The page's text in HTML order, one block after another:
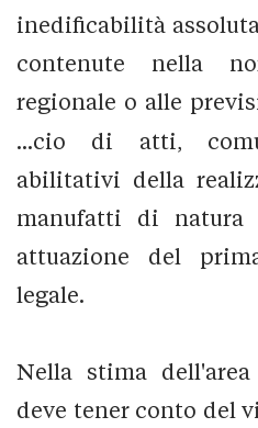
inedificabilità
contenute nella
regionale o alle
...cio di atti,
abilitativi della
manufatti di
attuazione del
legale.
Nella stima
deve tener conto del